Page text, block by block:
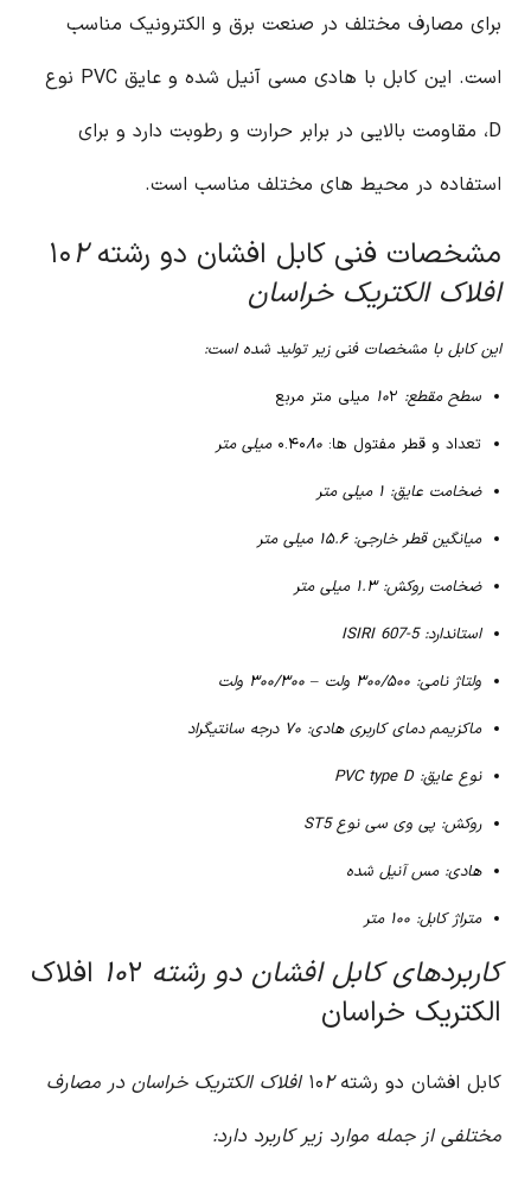
برای مصارف مختلف در صنعت برق و الکترونیک مناسب
است. این کابل با هادی مسی آنیل شده و عایق PVC نوع
D، مقاومت بالایی در برابر حرارت و رطوبت دارد و برای
استفاده در محیط های مختلف مناسب است.
مشخصات فنی کابل افشان دو رشته ۱۰۲
افلاک الکتریک خراسان
این کابل با مشخصات فنی زیر تولید شده است:
سطح مقطع: ۱۰ ۲ میلی متر مربع
تعداد و قطر مفتول ها: ۰.۴۰ ۸۰ میلی متر
ضخامت عایق: ۱ میلی متر
میانگین قطر خارجی: ۱۵.۶ میلی متر
ضخامت روکش: ۱.۳ میلی متر
استاندارد: ISIRI 607-5
ولتاژ نامی: ۳۰۰/۵۰۰ ولت – ۳۰۰/۳۰۰ ولت
ماکزیمم دمای کاربری هادی: ۷۰ درجه سانتیگراد
نوع عایق: PVC type D
روکش: پی وی سی نوع ST5
هادی: مس آنیل شده
متراژ کابل: ۱۰۰ متر
کاربردهای کابل افشان دو رشته ۱۰
۲ افلاک
الکتریک خراسان
کابل افشان دو رشته ۱۰
۲ افلاک الکتریک خراسان در مصارف
مختلفی از جمله موارد زیر کاربرد دارد: